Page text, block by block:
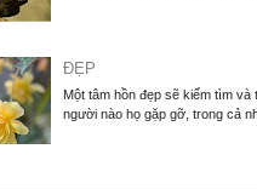
ĐẸP
Một tâm hồn đẹp sẽ kiếm tìm
người nào họ gặp gỡ, trong cả